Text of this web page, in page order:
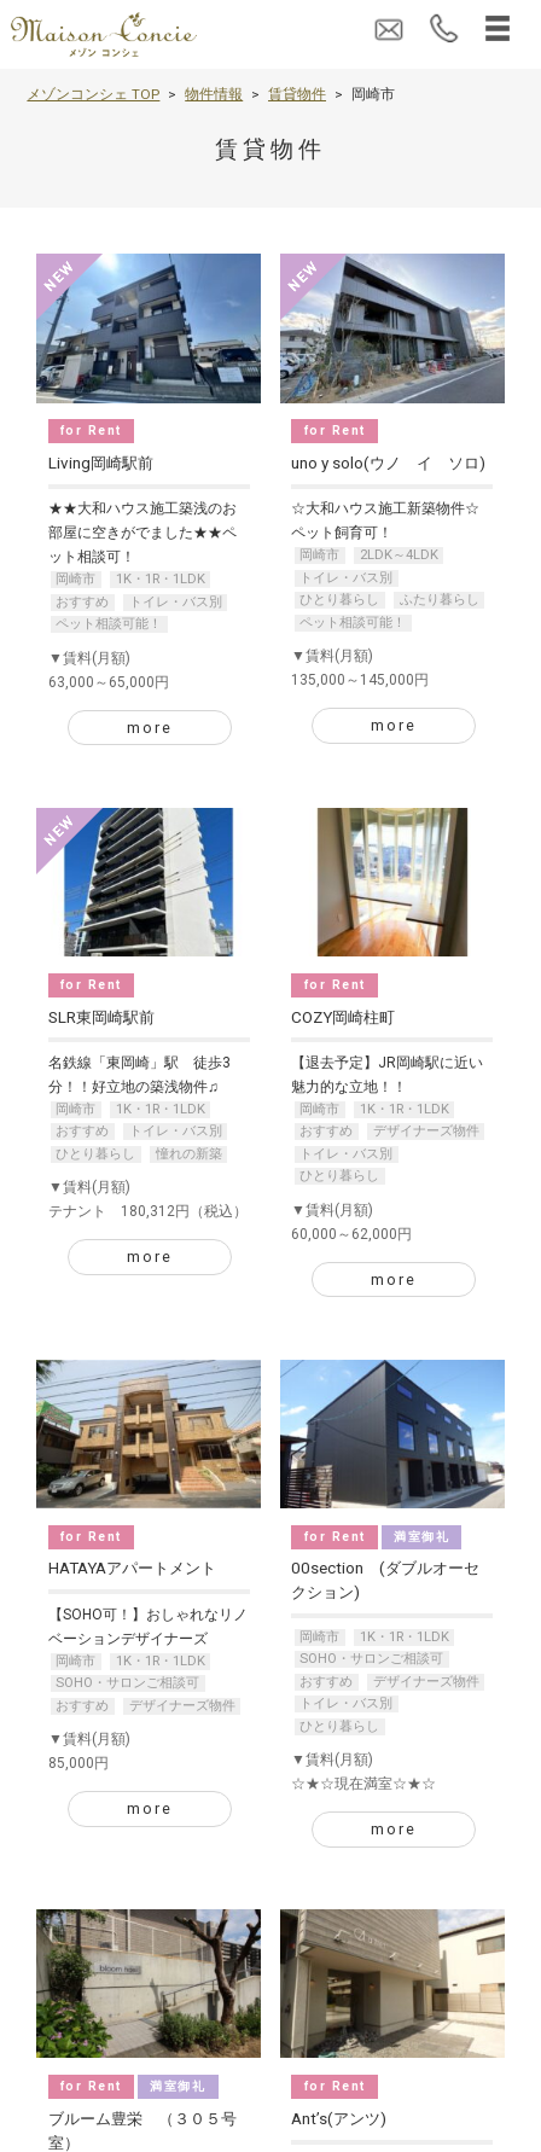
メゾンコンシェ TOP 物件情報 賃貸物件 岡崎市
賃貸物件
for Rent
Living岡崎駅前
★★大和ハウス施工築浅のお
部屋に空きがでました★★ペ
ット相談可！
岡崎市
1K・1R・1LDK
おすすめ
トイレ・バス別
ペット相談可能！
▼賃料(月額)
63,000～65,000円
more
for Rent
uno y solo(ウノ イ ソロ)
☆大和ハウス施工新築物件☆
ペット飼育可！
岡崎市
2LDK～4LDK
トイレ・バス別
ひとり暮らし
ふたり暮らし
ペット相談可能！
▼賃料(月額)
135,000～145,000円
more
for Rent
SLR東岡崎駅前
名鉄線「東岡崎」駅 徒歩3
分！！好立地の築浅物件♫
岡崎市
1K・1R・1LDK
おすすめ
トイレ・バス別
ひとり暮らし
憧れの新築
▼賃料(月額)
テナント 180,312円（税込）
more
for Rent
COZY岡崎柱町
【退去予定】JR岡崎駅に近い
魅力的な立地！！
岡崎市
1K・1R・1LDK
おすすめ
デザイナーズ物件
トイレ・バス別
ひとり暮らし
▼賃料(月額)
60,000～62,000円
more
for Rent
HATAYAアパートメント
【SOHO可！】おしゃれなリノ
ベーションデザイナーズ
岡崎市
1K・1R・1LDK
SOHO・サロンご相談可
おすすめ
デザイナーズ物件
▼賃料(月額)
85,000円
more
for Rent 満室御礼
00section (ダブルオーセ
クション)
岡崎市
1K・1R・1LDK
SOHO・サロンご相談可
おすすめ
デザイナーズ物件
トイレ・バス別
ひとり暮らし
▼賃料(月額)
☆★☆現在満室☆★☆
more
for Rent 満室御礼
ブルーム豊栄 （３０５号
室）
for Rent
Ant’s(アンツ)